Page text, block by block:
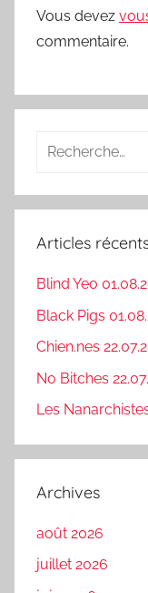
Vous devez
commentaire.
Recherche
:
Articles
Blind Yeo
Black Pigs
Chien.nes
No Bitches
Les
Archives
août 2026
juillet 2026